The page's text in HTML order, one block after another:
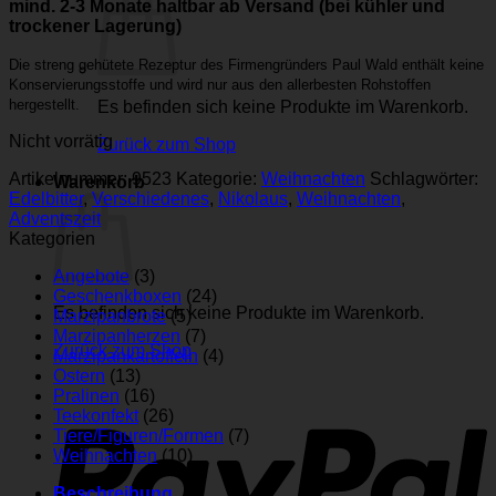
Es befinden sich keine Produkte im Warenkorb.
Zurück zum Shop
Warenkorb
Es befinden sich keine Produkte im Warenkorb.
Zurück zum Shop
mind. 2-3 Monate haltbar ab Versand (bei kühler und
trockener Lagerung)
Die streng gehütete Rezeptur des Firmengründers Paul Wald enthält keine
Konservierungsstoffe und wird nur aus den allerbesten Rohstoffen
hergestellt.
Nicht vorrätig
Artikelnummer:9523 Kategorie: Weihnachten Schlagwörter:
Edelbitter, Verschiedenes, Nikolaus, Weihnachten,
Adventszeit
Kategorien
Angebote (3)
Geschenkboxen (24)
Marzipanbrote (5)
Marzipanherzen (7)
Marzipankartoffeln (4)
Ostern (13)
Pralinen (16)
Teekonfekt (26)
Tiere/Figuren/Formen (7)
Weihnachten (10)